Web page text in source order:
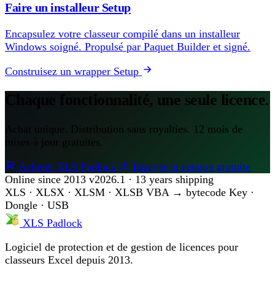
Faire un installeur Setup
Encapsulez votre classeur compilé dans un installeur
Windows soigné. Propulsé par Paquet Builder et signé.
Construisez un wrapper Setup
Chaque fonctionnalité, une seule licence.
Achat unique. Distribution sans royalties. 12 mois de
mises à jour gratuites.
Acheter XLS Padlock
Essayer la version gratuite
Online since 2013 v2026.1 · 13 years shipping
XLS · XLSX · XLSM · XLSB VBA → bytecode Key ·
Dongle · USB
XLS Padlock
Logiciel de protection et de gestion de licences pour
classeurs Excel depuis 2013.